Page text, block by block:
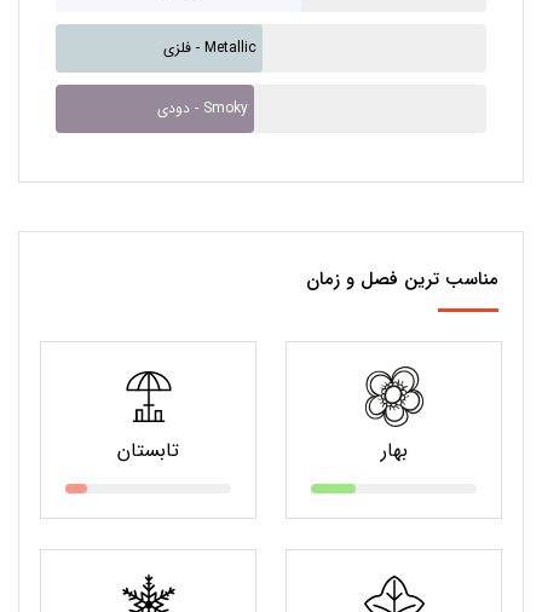
فلزی - Metallic
دودی - Smoky
مناسب ترین فصل و زمان
بهار تابستان